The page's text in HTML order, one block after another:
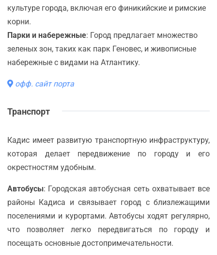
культуре города, включая его финикийские и римские
корни.
Парки и набережные: Город предлагает множество
зеленых зон, таких как парк Геновес, и живописные
набережные с видами на Атлантику.
офф. сайт порта
Транспорт
Кадис имеет развитую транспортную инфраструктуру,
которая делает передвижение по городу и его
окрестностям удобным.
Автобусы: Городская автобусная сеть охватывает все
районы Кадиса и связывает город с близлежащими
поселениями и курортами. Автобусы ходят регулярно,
что позволяет легко передвигаться по городу и
посещать основные достопримечательности.